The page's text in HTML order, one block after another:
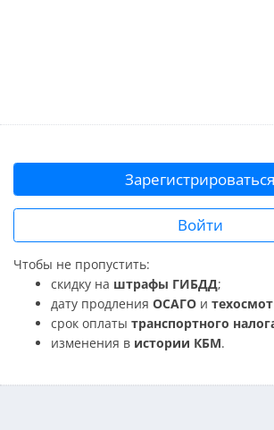
Зарегистрироваться
Войти
Чтобы не пропустить:
скидку на штрафы ГИБДД;
дату продления ОСАГО и
срок оплаты транспортного
изменения в истории КБМ.